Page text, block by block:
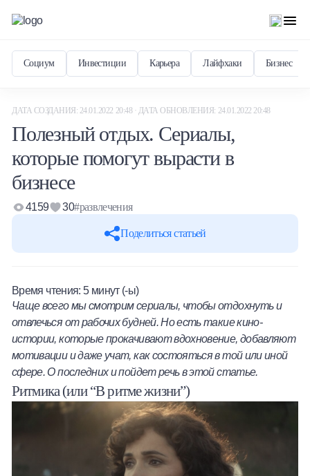
Социум Инвестиции Карьера Лайфхаки Бизнес
Халва
Онлайн-обменник
Премиальный сервис Prime Line
Мобильный банк MOBY
Потребительский кредит
ДАТА СОЗДАНИЯ: 24.01.2022 20:48 · ДАТА ОБНОВЛЕНИЯ: 24.01.2022 20:48
Полезный отдых. Сериалы,
которые помогут вырасти в
бизнесе
Поделиться статьей
4159 30#развлечения
Время чтения:5 минут (-ы)
Чаще всего мы смотрим сериалы, чтобы отдохнуть и
отвлечься от рабочих будней. Но есть такие кино-
истории, которые прокачивают вдохновение, добавляют
мотивации и даже учат, как состояться в той или иной
сфере. О последних и пойдет речь в этой статье.
Ритмика (или “В ритме жизни”)